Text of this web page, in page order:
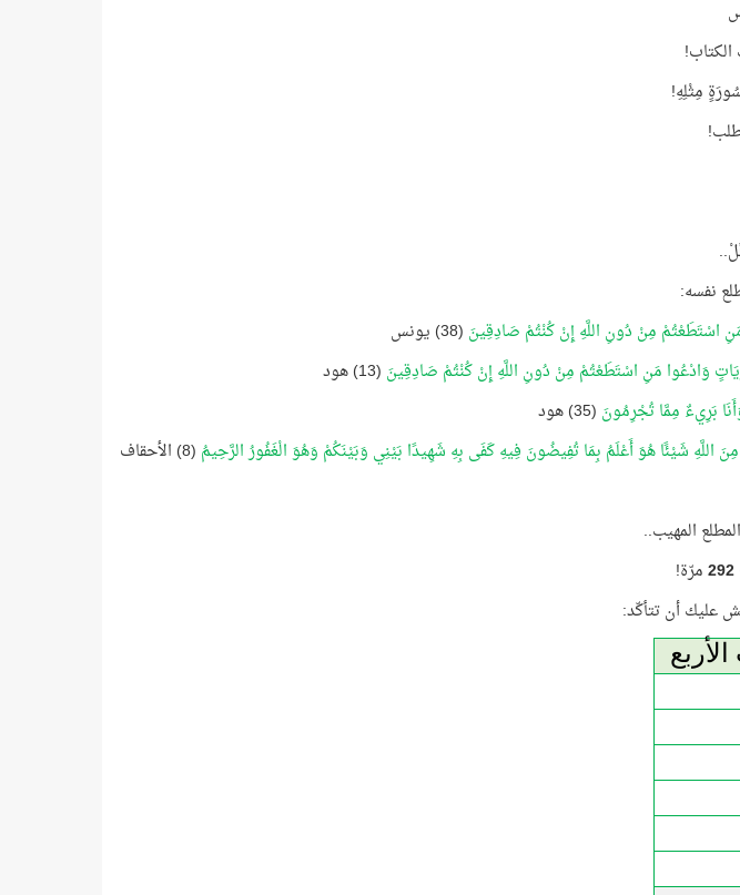
مِثْلِهِ!
نفسه:
اسْتَطَعْتُمْ مِنْ دُونِ اللَّهِ إِنْ كُنْتُمْ صَادِقِينَ (38) يونس
وَادْعُوا مَنِ اسْتَطَعْتُمْ مِنْ دُونِ اللَّهِ إِنْ كُنْتُمْ صَادِقِينَ (13) هود
بَرِيءٌ مِمَّا تُجْرِمُونَ (35) هود
اللَّهِ شَيْئًا هُوَ أَعْلَمُ بِمَا تُفِيضُونَ فِيهِ كَفَى بِهِ شَهِيدًا بَيْنِي وَبَيْنَكُمْ وَهُوَ الْغَفُورُ الرَّحِيمُ (8) الأحقاف
المهيب..
292مرّة!
عليك أن تتأكّد: